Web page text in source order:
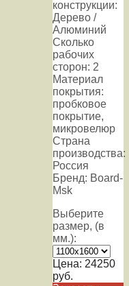
конструкции:
Дерево /
Алюминий
Сколько
рабочих
сторон: 2
Материал
покрытия:
пробковое
покрытие,
микровелюр
Страна
производства:
Россия
Бренд: Board-
Msk
Выберите
размер, (в
мм.):
Цена: 24250
руб.